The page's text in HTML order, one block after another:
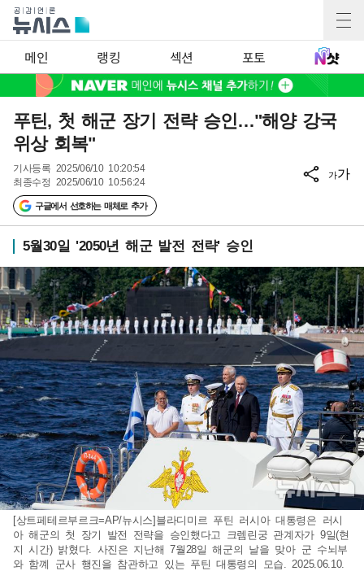
메인 랭킹 섹션 포토
푸틴, 첫 해군 장기 전략 승인…"해양 강국
위상 회복"
기사등록 2025/06/10 10:20:54
최종수정 2025/06/10 10:56:24
구글에서 선호하는 매체로 추가
가가
5월30일 '2050년 해군 발전 전략' 승인
[상트페테르부르크=AP/뉴시스]블라디미르 푸틴 러시아 대통령은 러시
아 해군의 첫 장기 발전 전략을 승인했다고 크렘린궁 관계자가 9일(현
지 시간) 밝혔다. 사진은 지난해 7월28일 해군의 날을 맞아 군 수뇌부
와 함꼐 군사 행진을 참관하고 있는 푸틴 대통령의 모습. 2025.06.10.